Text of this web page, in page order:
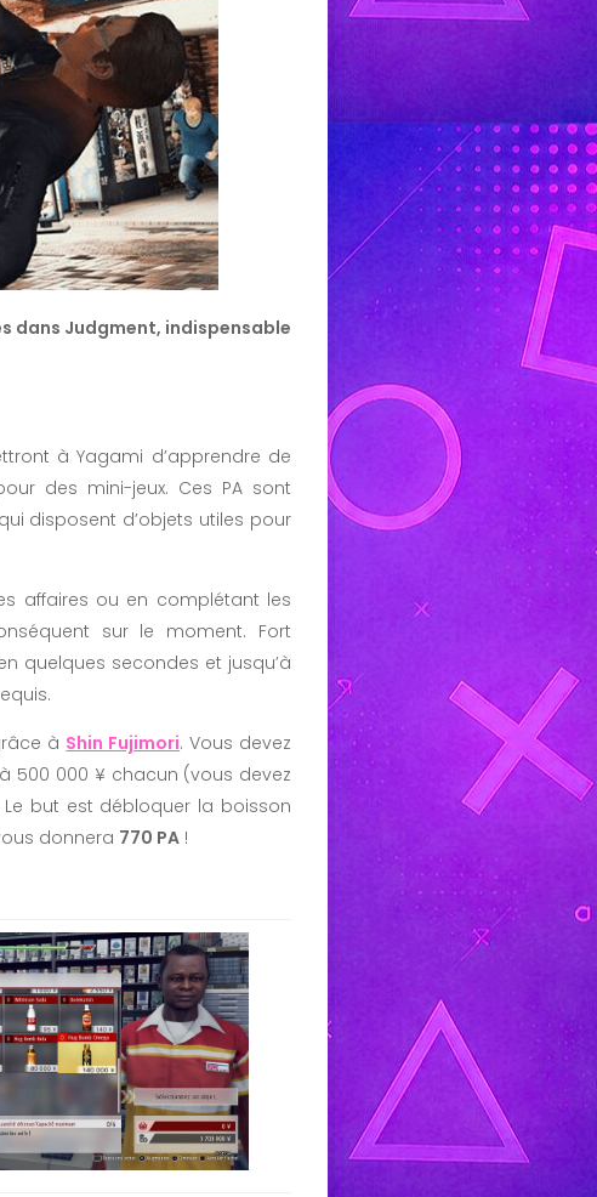
dans Judgment, indispensable
à Yagami d’apprendre de
des mini-jeux. Ces PA sont
disposent d’objets utiles pour
affaires ou en complétant les
sur le moment. Fort
quelques secondes et jusqu’à
à Shin Fujimori. Vous devez
à 500 000 ¥ chacun (vous devez
but est débloquer la boisson
donnera 770 PA !